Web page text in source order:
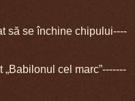
să se închine chipului----
„Babilonul cel marc”-------